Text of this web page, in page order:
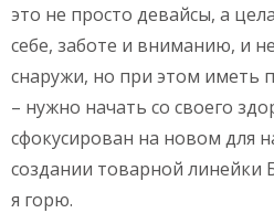
это не просто девайсы, а
себе, заботе и вниманию, и
снаружи, но при этом иметь
– нужно начать со своего
сфокусирован на новом для
создании товарной линейки
я горю.